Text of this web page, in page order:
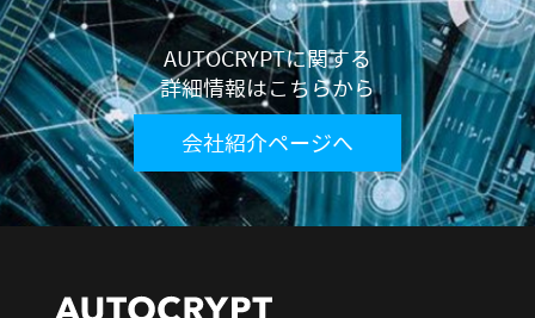
AUTOCRYPTに関する
詳細情報はこちらから
会社紹介ページへ